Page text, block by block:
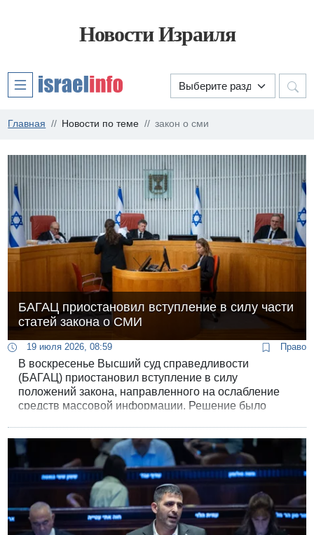
Новости Израиля
Главная Новости по теме закон о сми
БАГАЦ приостановил вступление в силу части
статей закона о СМИ
19 июля 2026, 08:59 Право
В воскресенье Высший суд справедливости
(БАГАЦ) приостановил вступление в силу
положений закона, направленного на ослабление
средств массовой информации. Решение было
поданными.